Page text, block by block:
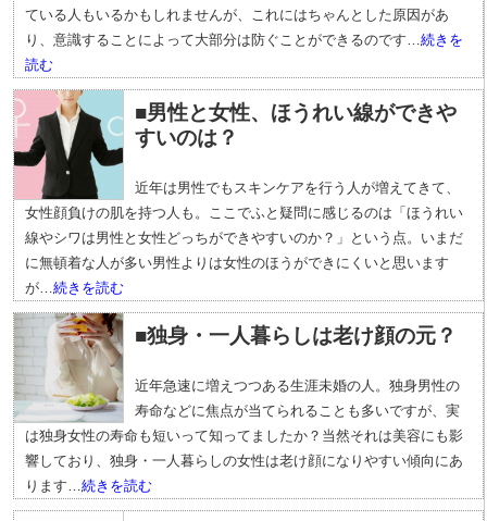
ている人もいるかもしれませんが、これにはちゃんとした原因があ
り、意識することによって大部分は防ぐことができるのです…続きを
読む
■男性と女性、ほうれい線ができや
すいのは？
近年は男性でもスキンケアを行う人が増えてきて、
女性顔負けの肌を持つ人も。ここでふと疑問に感じるのは「ほうれい
線やシワは男性と女性どっちができやすいのか？」という点。いまだ
に無頓着な人が多い男性よりは女性のほうができにくいと思います
が…続きを読む
■独身・一人暮らしは老け顔の元？
近年急速に増えつつある生涯未婚の人。独身男性の
寿命などに焦点が当てられることも多いですが、実
は独身女性の寿命も短いって知ってましたか？当然それは美容にも影
響しており、独身・一人暮らしの女性は老け顔になりやすい傾向にあ
ります…続きを読む